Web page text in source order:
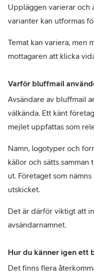
Uppläggen varierar och
varianter kan utformas
Temat kan variera, men
mottagaren att klicka
Varför bluffmail
Avsändare av bluffmail
välkända. Ett känt
mejlet uppfattas som
Namn, logotyper och
källor och sätts
ut. Företaget som
utskicket.
Det är därför viktigt att
avsändarnamnet.
Hur du känner igen ett
Det finns flera